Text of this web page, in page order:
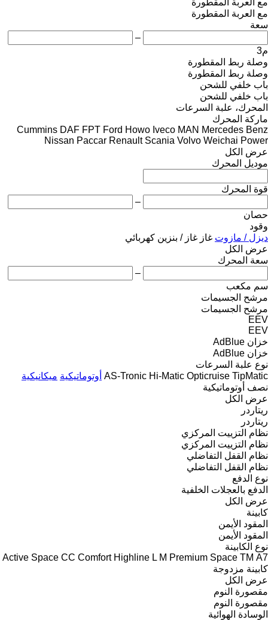
مع العربة المقطورة
سعة
–
م3
وصلة ربط المقطورة
وصلة ربط المقطورة
باب خلفي للشحن
باب خلفي للشحن
المحرك، علبة السرعات
ماركة المحرك
Cummins DAF FPT Ford Howo Iveco MAN Mercedes Benz
Nissan Paccar Renault Scania Volvo Weichai Power
عرض الكل
موديل المحرك
قوة المحرك
–
حصان
وقود
ديزل / مازوت غاز غاز / بنزين كهربائي
عرض الكل
سعة المحرك
–
سم مكعب
مرشح الجسيمات
مرشح الجسيمات
EEV
EEV
خزان AdBlue
خزان AdBlue
نوع علبة السرعات
AS-Tronic Hi-Matic Opticruise TipMatic أوتوماتيكية ميكانيكية
نصف أوتوماتيكية
عرض الكل
ريتاردر
ريتاردر
نظام التزييت المركزي
نظام التزييت المركزي
نظام القفل التفاضلي
نظام القفل التفاضلي
نوع الدفع
الدفع بالعجلات الخلفية
عرض الكل
كابينة
المقود الأيمن
المقود الأيمن
نوع الكابينة
Active Space CC Comfort Highline L M Premium Space TM А7
كابينة مزدوجة
عرض الكل
مقصورة النوم
مقصورة النوم
الوسادة الهوائية